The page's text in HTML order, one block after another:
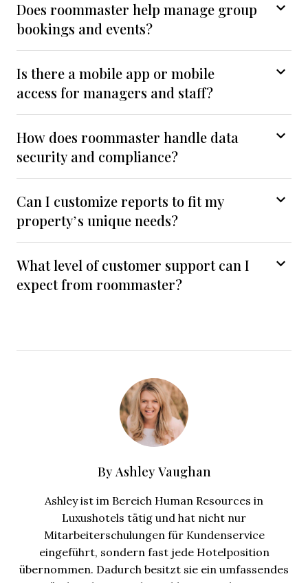
Does roommaster help manage group
bookings and events?
Is there a mobile app or mobile
access for managers and staff?
How does roommaster handle data
security and compliance?
Can I customize reports to fit my
property’s unique needs?
What level of customer support can I
expect from roommaster?
ByAshley Vaughan
Ashley ist im Bereich Human Resources in
Luxushotels tätig und hat nicht nur
Mitarbeiterschulungen für Kundenservice
eingeführt, sondern fast jede Hotelposition
übernommen. Dadurch besitzt sie ein umfassendes